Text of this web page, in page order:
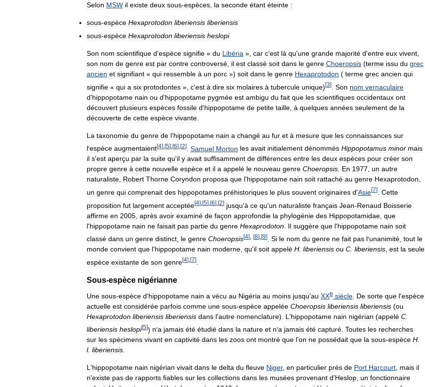
Selon MSW il existe deux sous-espèces la seconde étant éteinte :
sous-espèce Hexaprotodon liberiensis liberiensis
sous-espèce Hexaprotodon liberiensis heslopi
Son nom scientifique d'espèce signifie « du Libéria », car c'est là qu'une grande majorité d'entre eux vivent
son nom de genre est par contre controversé il est classé soit dans le genre Choeropsis (terme issu du grec
ancien et signifiant « qui ressemble à un porc ») soit dans le genre Hexaprotodon ( terme grec ancien qui
signifie « qui a six protodontes », c'est à dire six molaires à tubercule unique)[3] Son nom vernaculaire
d'hippopotame nain ou d'hippopotame pygmée est ambigu du fait que les scientifiques occidentaux ont
découvert plusieurs espèces fossile d'hippopotame de petite taille à quelques années seulement de la
découverte de cette espèce vivante
La taxonomie du genre de l'hippopotame nain a changé au fur et à mesure que les connaissances sur
l'espèce augmentaient[4] [5] [6] [2] Samuel Morton les avait initialement dénommés Hippopotamus minor mais
il s'est aperçu par la suite qu'il y avait suffisamment de différences entre les deux espèces pour créer son
propre genre à cette nouvelle espèce et il a appelé le nouveau genre Choeropsis. En 1977, un autre
naturaliste, Robert Thorne Coryndon proposa que l'hippopotame nain soit rattaché au genre Hexaprotodon,
un genre qui comprenait des hippopotames préhistoriques le plus souvent originaires d'Asie[7]
Cette
proposition fut largement acceptée[4] [5] [6] [2] jusqu'à ce qu'un naturaliste français Jean-Renaud Boisserie
affirme en 2005 après avoir examiné de façon approfondie la phylogénie des Hippopotamidae que
l'hippopotame nain ne faisait pas partie du genre Hexaprodoton Il suggère que l'hippopotame nain soit
classé dans un genre distinct le genre Choeropsis[4] [8] [9] Si le nom du genre ne fait pas l'unanimité tout le
monde convient que l'hippopotame nain moderne, qu'il soit appelé H. liberiensis ou C. liberiensis, est la seule
espèce existante de son genre[4] [7]
Sous-espèce nigérianne
Une sous-espèce d'hippopotame nain a vécu au Nigéria au moins jusqu'au XXe siècle De sorte que l'espèce
actuelle est considérée parfois comme une sous-espèce appelée Choeropsis liberiensis liberiensis (ou
Hexaprotodon liberiensis liberiensis dans l'autre nomenclature). L 'hippopotame nain nigérian (appelé C
liberiensis heslopi[5]) n'a jamais été étudié dans la nature et n'a jamais été capturé Toutes les recherches
sur les spécimens vivant en captivité dans les zoos ont montré que l'on ne possédait que la sous-espèce H.
l. liberiensis.
L'hippopotame nain nigérian vivait dans le delta du fleuve Niger, en particulier près de Port Harcourt, mais il
n'existe pas de rapports fiables sur les collections dans les musées provenant d'Heslop, un fonctionnaire